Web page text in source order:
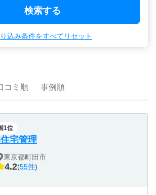
検索する
込み条件をすべてリセット
コミ順 事例順
1位
宅管理
東京都町田市
4.2(55件)